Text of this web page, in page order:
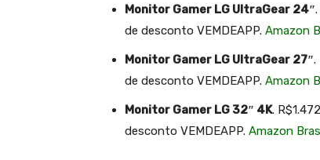
Monitor Gamer LG UltraGear 24″
de desconto VEMDEAPP. Amazon
Monitor Gamer LG UltraGear 27″.
de desconto VEMDEAPP. Amazon
Monitor Gamer LG 32″ 4K.
desconto VEMDEAPP. Amazon